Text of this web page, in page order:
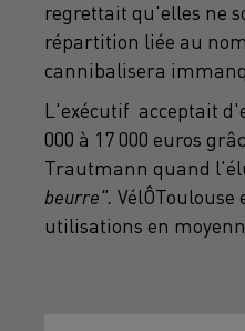
regrettait qu'elles ne
répartition liée au
cannibalisera
L'exécutif acceptait
000 à 17 000 euros
Trautmann quand
beurre".
utilisations en